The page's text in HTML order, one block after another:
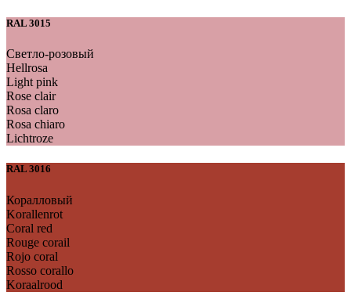
RAL 3015
Светло-розовый
Hellrosa
Light pink
Rose clair
Rosa claro
Rosa chiaro
Lichtroze
RAL 3016
Коралловый
Korallenrot
Coral red
Rouge corail
Rojo coral
Rosso corallo
Koraalrood